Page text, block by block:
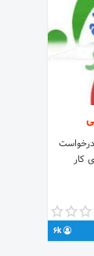
کار
6k